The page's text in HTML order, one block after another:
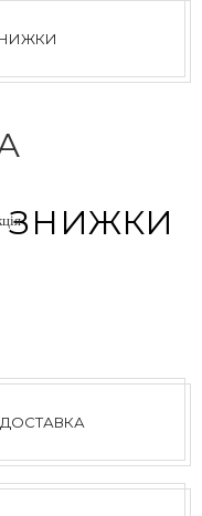
ЗНИЖКИ